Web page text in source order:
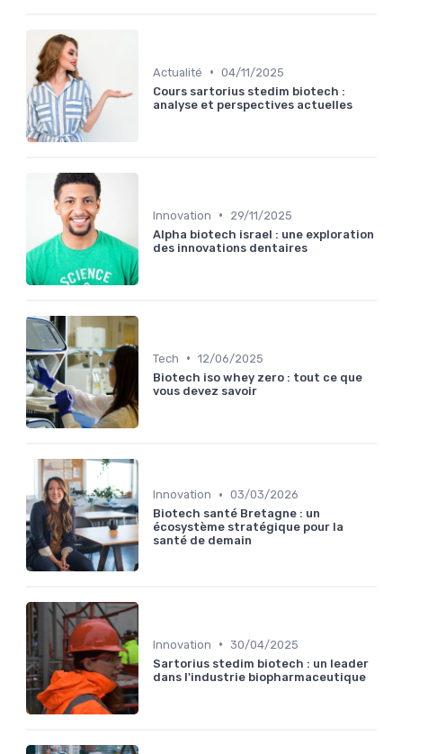
Actualité • 04/11/2025
Cours sartorius stedim biotech :
analyse et perspectives actuelles
Innovation •
29/11/2025
Alpha biotech israel : une exploration
des innovations dentaires
Tech • 12/06/2025
Biotech iso whey zero : tout ce que
vous devez savoir
Innovation • 03/03/2026
Biotech santé Bretagne : un
écosystème stratégique pour la
santé de demain
Innovation • 30/04/2025
Sartorius stedim biotech : un leader
dans l'industrie biopharmaceutique